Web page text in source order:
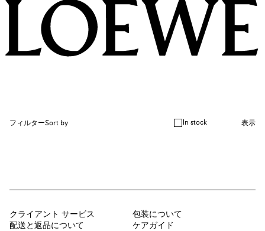
フィルターSort by In stock 表示
クライアント サービス
配送と返品について
包装について
ケアガイド